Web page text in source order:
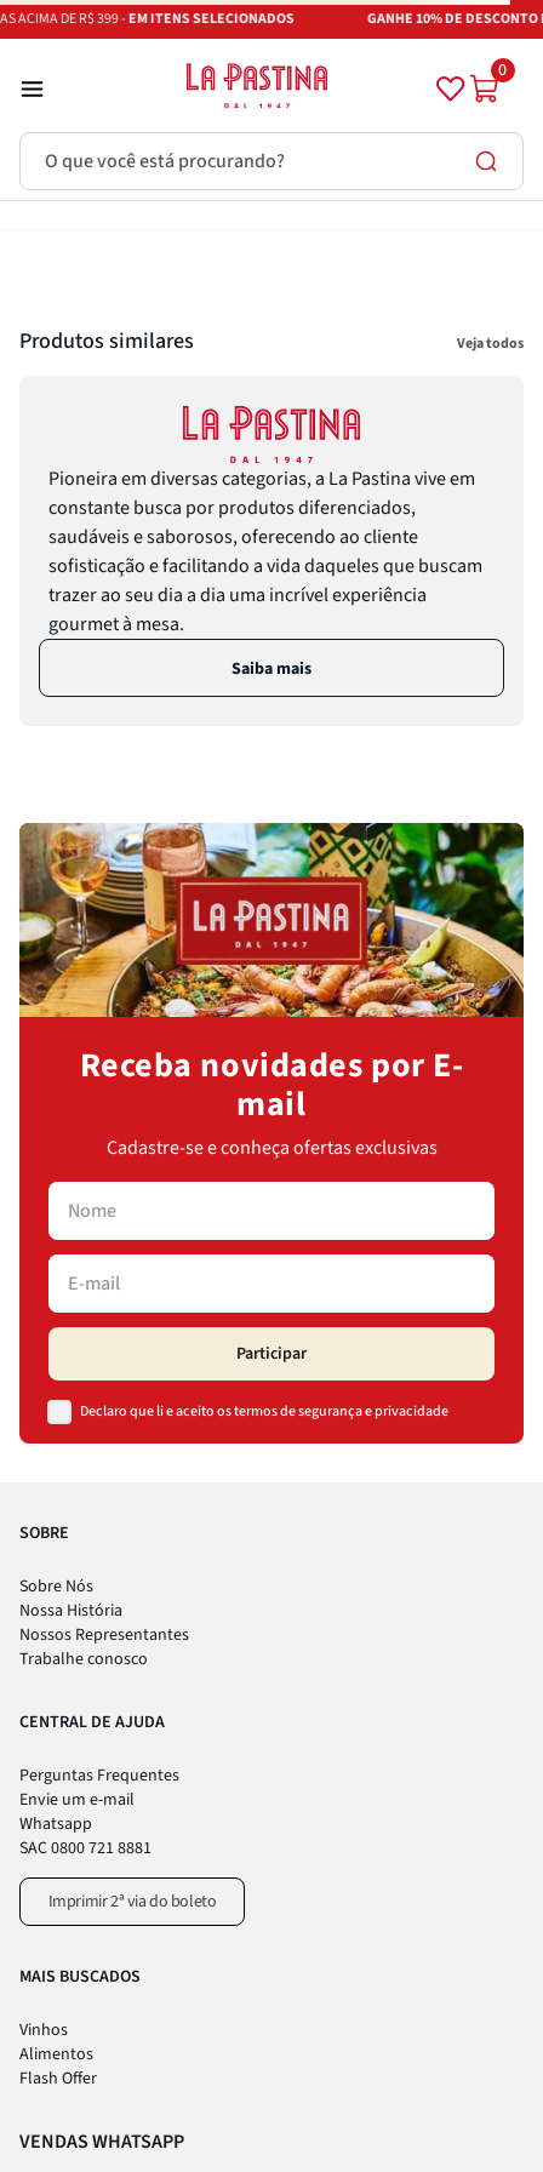
ACIMA DE R$ 399 -EM ITENS SELECIONADOS GANHE 10% DE DESCONTO
0
O que você está procurando?
3º Vinhos
6º Maestra
7º Alcachofra
8º Passata
9º Molho
10ºTrufa
Produtos similares Veja todos
Pioneira em diversas categorias, a La Pastina vive em
constante busca por produtos diferenciados,
saudáveis e saborosos, oferecendo ao cliente
sofisticação e facilitando a vida daqueles que buscam
trazer ao seu dia a dia uma incrível experiência
gourmet à mesa.
Saiba mais
Receba novidades por E-
mail
Cadastre-se e conheça ofertas exclusivas
Participar
Declaro que li e aceito os termos de segurança e privacidade
SOBRE
Sobre Nós
Nossa História
Nossos Representantes
Trabalhe conosco
CENTRAL DE AJUDA
Perguntas Frequentes
Envie um e-mail
Whatsapp
SAC 0800 721 8881
Imprimir 2ª via do boleto
MAIS BUSCADOS
Vinhos
Alimentos
Flash Offer
VENDAS WHATSAPP